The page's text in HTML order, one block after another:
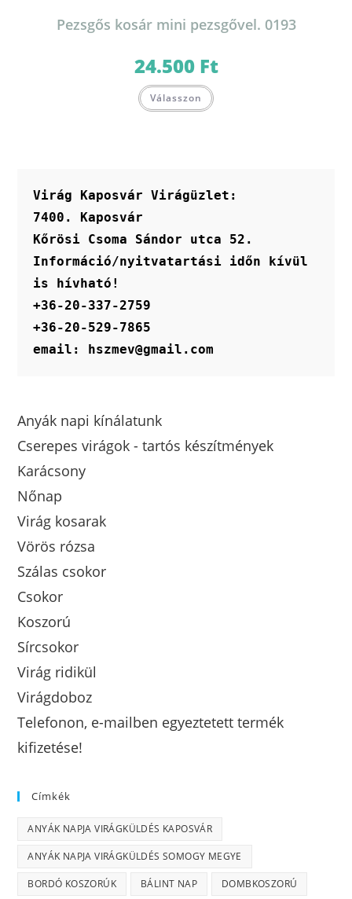
Pezsgős kosár mini pezsgővel. 0193
24.500 Ft
Válasszon
Virág Kaposvár Virágüzlet:
7400. Kaposvár
Kőrösi Csoma Sándor utca 52.
Információ/nyitvatartási időn kívül
is hívható!
+36-20-337-2759
+36-20-529-7865
email: hszmev@gmail.com
Anyák napi kínálatunk
Cserepes virágok - tartós készítmények
Karácsony
Nőnap
Virág kosarak
Vörös rózsa
Szálas csokor
Csokor
Koszorú
Sírcsokor
Virág ridikül
Virágdoboz
Telefonon, e-mailben egyeztetett termék
kifizetése!
Címkék
ANYÁK NAPJA VIRÁGKÜLDÉS KAPOSVÁR
ANYÁK NAPJA VIRÁGKÜLDÉS SOMOGY MEGYE
BORDÓ KOSZORÚK BÁLINT NAP DOMBKOSZORÚ